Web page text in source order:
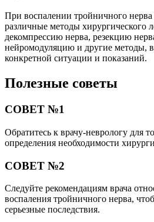
При воспалении тройничного нерва
различные методы хирургического
декомпрессию нерва, резекцию
нейромодуляцию и другие методы,
конкретной ситуации и показаний.
Полезные советы
СОВЕТ №1
Обратитесь к врачу-неврологу для
определения необходимости
СОВЕТ №2
Следуйте рекомендациям врача
воспаления тройничного нерва,
серьезные последствия.